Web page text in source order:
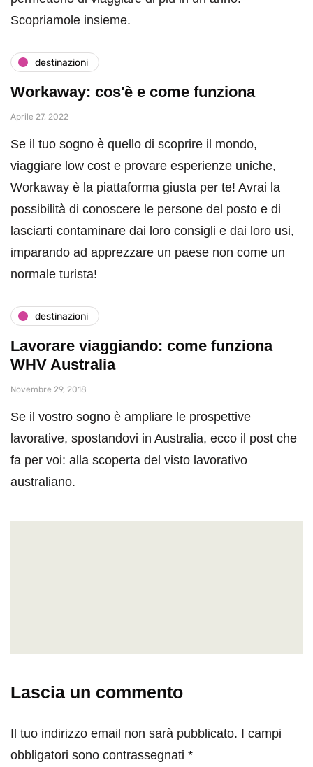
Scopriamole insieme.
destinazioni
Workaway: cos'è e come funziona
Aprile 27, 2022
Se il tuo sogno è quello di scoprire il mondo,
viaggiare low cost e provare esperienze uniche,
Workaway è la piattaforma giusta per te! Avrai la
possibilità di conoscere le persone del posto e di
lasciarti contaminare dai loro consigli e dai loro usi,
imparando ad apprezzare un paese non come un
normale turista!
destinazioni
Lavorare viaggiando: come funziona
WHV Australia
Novembre 29, 2018
Se il vostro sogno è ampliare le prospettive
lavorative, spostandovi in Australia, ecco il post che
fa per voi: alla scoperta del visto lavorativo
australiano.
Lascia un commento
Il tuo indirizzo email non sarà pubblicato. I campi
obbligatori sono contrassegnati *